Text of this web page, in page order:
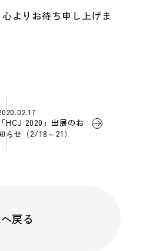
よりお待ち申し上げま
「HCJ 2020」出展のお
らせ（2/18～21）
戻る